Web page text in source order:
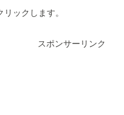
リックします。
スポンサーリンク